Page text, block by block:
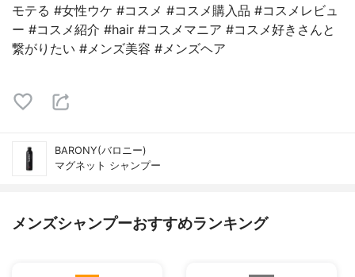
モテる #女性ウケ #コスメ #コスメ購入品 #コスメレビュ
ー #コスメ紹介 #hair #コスメマニア #コスメ好きさんと
繋がりたい #メンズ美容 #メンズヘア
BARONY(バロニー)
マグネット シャンプー
メンズシャンプーおすすめランキング